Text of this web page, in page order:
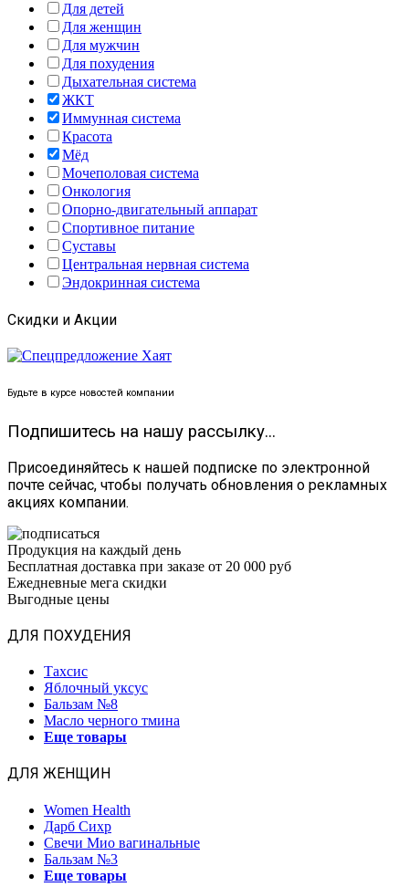
Для детей
Для женщин
Для мужчин
Для похудения
Дыхательная система
ЖКТ
Иммунная система
Красота
Мёд
Мочеполовая система
Онкология
Опорно-двигательный аппарат
Спортивное питание
Суставы
Центральная нервная система
Эндокринная система
Скидки и Акции
Будьте в курсе новостей компании
Подпишитесь на нашу рассылку...
Присоединяйтесь к нашей подписке по электронной
почте сейчас, чтобы получать обновления о рекламных
акциях компании.
Продукция на каждый день
Бесплатная доставка при заказе от 20 000 руб
Ежедневные мега скидки
Выгодные цены
ДЛЯ ПОХУДЕНИЯ
Тахсис
Яблочный уксус
Бальзам №8
Масло черного тмина
Еще товары
ДЛЯ ЖЕНЩИН
Women Health
Дарб Сихр
Свечи Мио вагинальные
Бальзам №3
Еще товары